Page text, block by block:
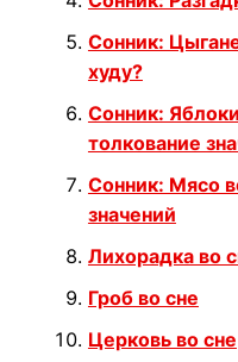
Сонник:
худу?
Сонник:
толкование
Сонник: Мясо
значений
Лихорадка во
Гроб во сне
Церковь во сне